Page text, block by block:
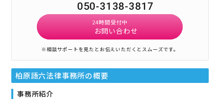
050-3138-3817
24時間受付中
お問い合わせ
※相談サポートを見たとお伝えいただくとスムーズです。
柏原語六法律事務所の概要
事務所紹介